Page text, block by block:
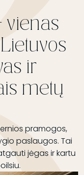
vienas
ir
metų
pramogos,
paslaugos. Tai
jėgas ir kartu